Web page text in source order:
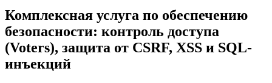
Комплексная услуга по обеспечению
безопасности: контроль доступа
(Voters), защита от CSRF, XSS и SQL-
инъекций